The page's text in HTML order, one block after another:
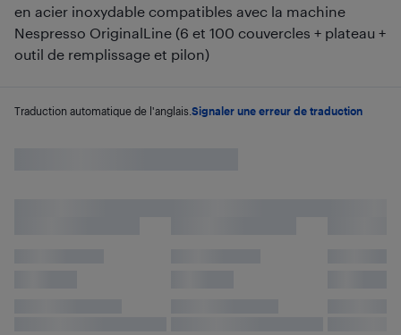
en acier inoxydable compatibles avec la machine
Nespresso OriginalLine (6 et 100 couvercles + plateau +
outil de remplissage et pilon)
Traduction automatique de l'anglais. Signaler une erreur de traduction